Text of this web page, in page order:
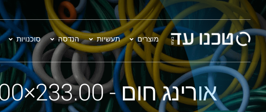
מוצרים תעשיות הנדסה סוכנויות
אורינג חום - 233.00×5.00 FKM/Viton™ 75 BROWN O-Ring